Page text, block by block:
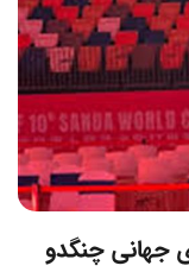
جهانی چنگدو